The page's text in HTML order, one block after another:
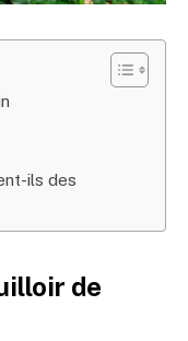
ils des
de